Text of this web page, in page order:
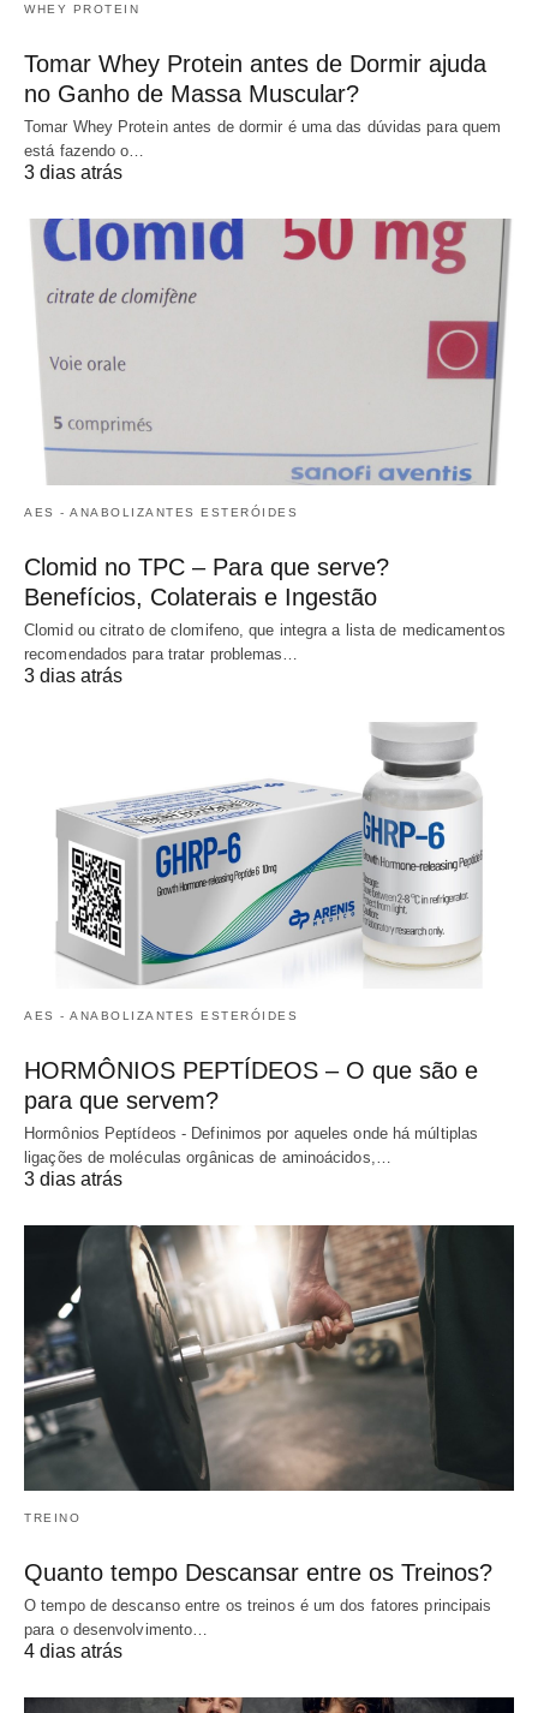
WHEY PROTEIN
Tomar Whey Protein antes de Dormir ajuda
no Ganho de Massa Muscular?
Tomar Whey Protein antes de dormir é uma das dúvidas para quem
está fazendo o…
3 dias atrás
AES - ANABOLIZANTES ESTERÓIDES
Clomid no TPC – Para que serve?
Benefícios, Colaterais e Ingestão
Clomid ou citrato de clomifeno, que integra a lista de medicamentos
recomendados para tratar problemas…
3 dias atrás
AES - ANABOLIZANTES ESTERÓIDES
HORMÔNIOS PEPTÍDEOS – O que são e
para que servem?
Hormônios Peptídeos - Definimos por aqueles onde há múltiplas
ligações de moléculas orgânicas de aminoácidos,…
3 dias atrás
TREINO
Quanto tempo Descansar entre os Treinos?
O tempo de descanso entre os treinos é um dos fatores principais
para o desenvolvimento…
4 dias atrás